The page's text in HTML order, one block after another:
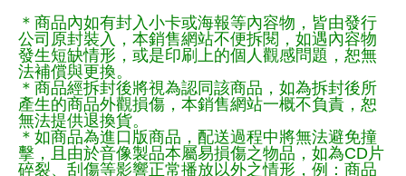
＊商品內如有封入小卡或海報等內容物，皆由發行
公司原封裝入，本銷售網站不便拆閱，如遇內容物
發生短缺情形，或是印刷上的個人觀感問題，恕無
法補償與更換。
＊商品經拆封後將視為認同該商品，如為拆封後所
產生的商品外觀損傷，本銷售網站一概不負責，恕
無法提供退換貨。
＊如商品為進口版商品，配送過程中將無法避免撞
擊，且由於音像製品本屬易損傷之物品，如為CD片
碎裂、刮傷等影響正常播放以外之情形，例：商品